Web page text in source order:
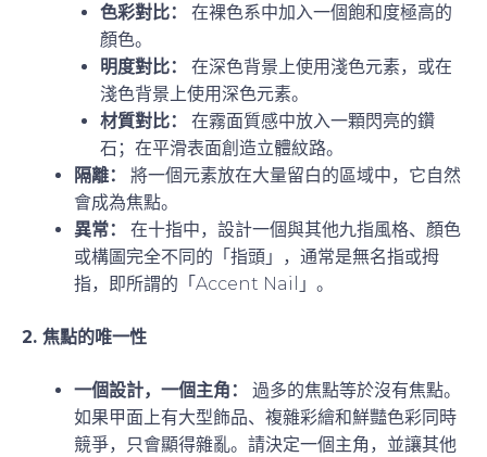
色彩對比：
在裸色系中加入一個飽和度極高的
顏色。
明度對比：
在深色背景上使用淺色元素，或在
淺色背景上使用深色元素。
材質對比：
在霧面質感中放入一顆閃亮的鑽
石；在平滑表面創造立體紋路。
隔離：
將一個元素放在大量留白的區域中，它自然
會成為焦點。
異常：
在十指中，設計一個與其他九指風格、顏色
或構圖完全不同的「指頭」，通常是無名指或拇
指，即所謂的「Accent Nail」。
2. 焦點的唯一性
一個設計，一個主角：
過多的焦點等於沒有焦點。
如果甲面上有大型飾品、複雜彩繪和鮮豔色彩同時
競爭，只會顯得雜亂。請決定一個主角，並讓其他